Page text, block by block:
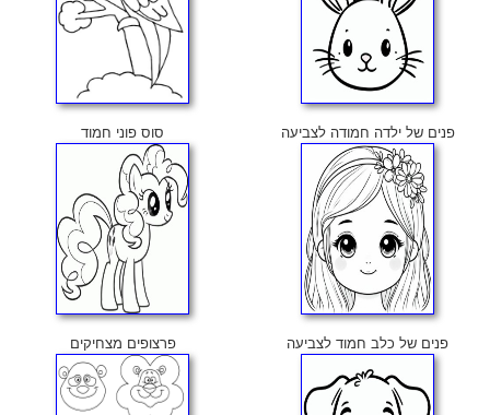
פנים של ילדה חמודה לצביעה סוס פוני חמוד
פנים של כלב חמוד לצביעה פרצופים מצחיקים